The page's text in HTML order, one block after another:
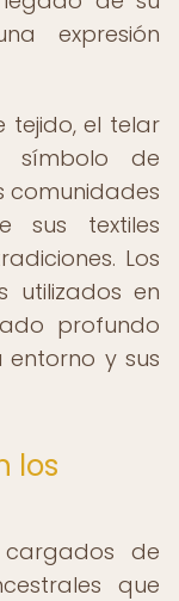
expresión
tejido, el telar
símbolo de
comunidades
sus textiles
Los
utilizados en
profundo
y sus
los
de
que